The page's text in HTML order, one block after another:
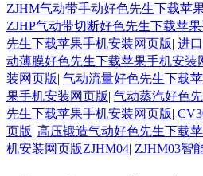
ZJHM气动带手动好色先生下载苹
ZJHP气动带切断好色先生下载苹
先生下载苹果手机安装网页版| 进
动薄膜好色先生下载苹果手机安装
装网页版| 气动流量好色先生下载
果手机安装网页版| 气动蒸汽好色
先生下载苹果手机安装网页版|
页版| 高压锻造气动好色先生下载
机安装网页版ZJHM04| ZJHM03智